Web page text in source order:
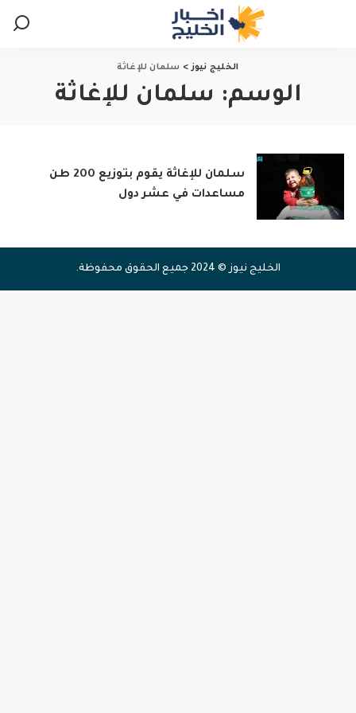
الخليج نيوز> سلمان للإغاثة
الوسم: سلمان للإغاثة
سلمان للإغاثة يقوم بتوزيع 200 طن
مساعدات في عشر دول
الخليج نيوز © 2024 جميع الحقوق محفوظة.